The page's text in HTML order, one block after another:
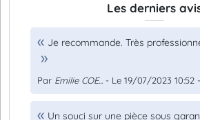
Les derniers
Je recommande. Très
Par Emilie COE... - Le 19/07/2023 10:52 -
Un souci sur une pièce sous